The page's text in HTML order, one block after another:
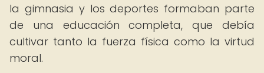
la gimnasia y los deportes formaban parte
de una educación completa, que debía
cultivar tanto la fuerza física como la virtud
moral.